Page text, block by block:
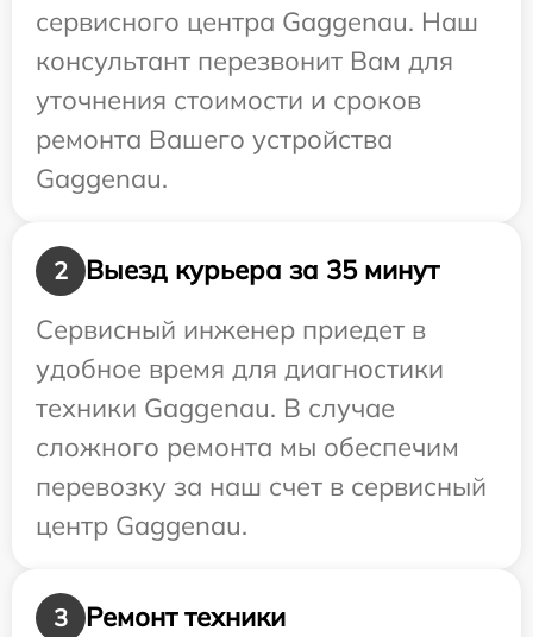
сервисного центра Gaggenau. Наш
консультант перезвонит Вам для
уточнения стоимости и сроков
ремонта Вашего устройства
Gaggenau.
2
Выезд курьера за 35 минут
Сервисный инженер приедет в
удобное время для диагностики
техники Gaggenau. В случае
сложного ремонта мы обеспечим
перевозку за наш счет в сервисный
центр Gaggenau.
3
Ремонт техники